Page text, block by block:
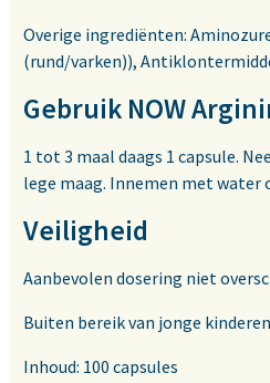
Overige ingrediënten:
(rund/varken)),
Gebruik NOW
1 tot 3 maal daags 1 capsule.
lege maag. Innemen met water
Veiligheid
Aanbevolen dosering niet
Buiten bereik van jonge
Inhoud: 100 capsules